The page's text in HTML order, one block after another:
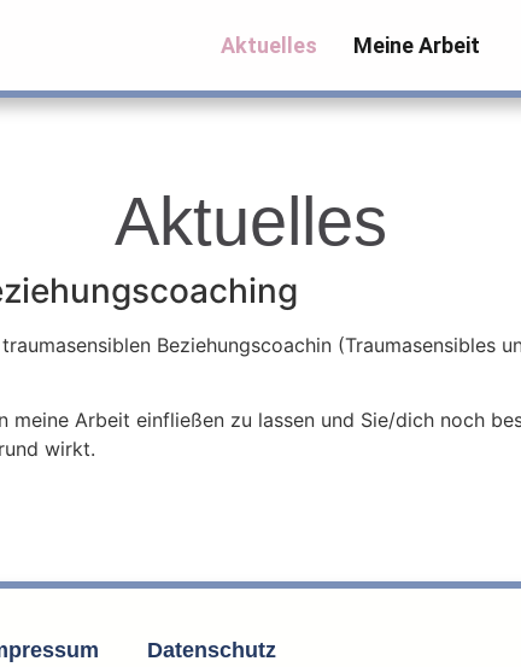
Aktuelles Meine Arbeit
Aktuelles
Beziehungscoachin (Traumasensibles
meine Arbeit einfließen zu lassen und Sie/dich noch
wirkt.
Datenschutz